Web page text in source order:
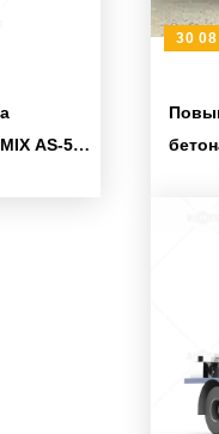
AS-5.5
30